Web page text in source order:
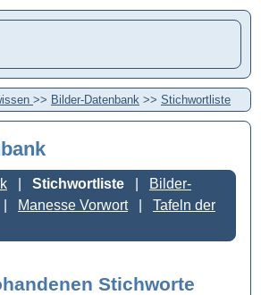
>> Bilder-Datenbank >> Stichwortliste
Stichwortliste
Bilder-
Manesse Vorwort
Tafeln der
Stichworte